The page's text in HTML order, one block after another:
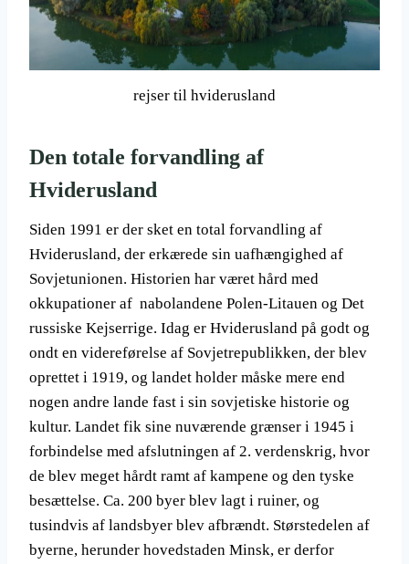
rejser til hviderusland
Den totale forvandling af
Hviderusland
Siden 1991 er der sket en total forvandling af
Hviderusland, der erkærede sin uafhængighed af
Sovjetunionen. Historien har været hård med
okkupationer af nabolandene Polen-Litauen og Det
russiske Kejserrige. Idag er Hviderusland på godt og
ondt en videreførelse af Sovjetrepublikken, der blev
oprettet i 1919, og landet holder måske mere end
nogen andre lande fast i sin sovjetiske historie og
kultur. Landet fik sine nuværende grænser i 1945 i
forbindelse med afslutningen af 2. verdenskrig, hvor
de blev meget hårdt ramt af kampene og den tyske
besættelse. Ca. 200 byer blev lagt i ruiner, og
tusindvis af landsbyer blev afbrændt. Størstedelen af
byerne, herunder hovedstaden Minsk, er derfor